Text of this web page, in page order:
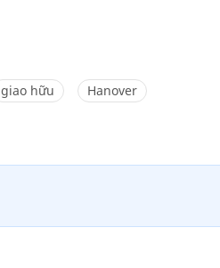
giao hữu Hanover